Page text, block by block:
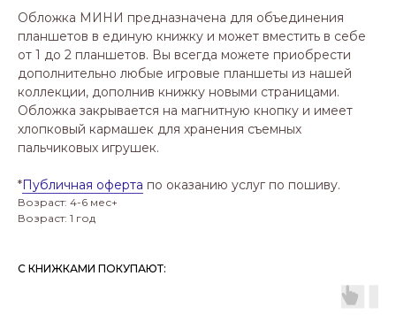
Обложка МИНИ предназначена для объединения
планшетов в единую книжку и может вместить в себе
от 1 до 2 планшетов. Вы всегда можете приобрести
дополнительно любые игровые планшеты из нашей
коллекции, дополнив книжку новыми страницами.
Обложка закрывается на магнитную кнопку и имеет
хлопковый кармашек для хранения съемных
пальчиковых игрушек.
*Публичная оферта по оказанию услуг по пошиву.
Возраст: 4-6 мес+
Возраст: 1 год
С КНИЖКАМИ ПОКУПАЮТ: